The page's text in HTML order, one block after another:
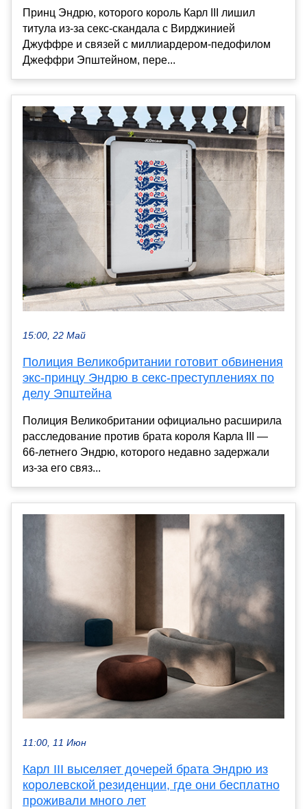
Принц Эндрю, которого король Карл III лишил
титула из-за секс-скандала с Вирджинией
Джуффре и связей с миллиардером-педофилом
Джеффри Эпштейном, пере...
15:00, 22 Май
Полиция Великобритании готовит обвинения
экс-принцу Эндрю в секс-преступлениях по
делу Эпштейна
Полиция Великобритании официально расширила
расследование против брата короля Карла III —
66-летнего Эндрю, которого недавно задержали
из-за его связ...
11:00, 11 Июн
Карл III выселяет дочерей брата Эндрю из
королевской резиденции, где они бесплатно
проживали много лет